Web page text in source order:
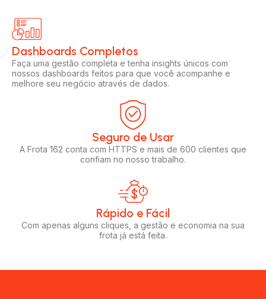
Dashboards Completos​​
Faça uma gestão completa e tenha insights únicos com
nossos dashboards feitos para que você acompanhe e
melhore seu negócio através de dados.
Seguro de Usar​
A Frota 162 conta com HTTPS e mais de 600 clientes que
confiam no nosso trabalho.
Rápido e Fácil​
Com apenas alguns cliques, a gestão e economia na sua
frota já está feita.